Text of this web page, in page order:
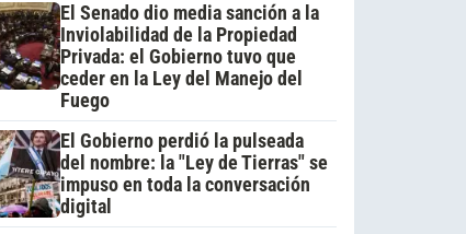
El Senado dio media sanción a la
Inviolabilidad de la Propiedad
Privada: el Gobierno tuvo que
ceder en la Ley del Manejo del
Fuego
El Gobierno perdió la pulseada
del nombre: la "Ley de Tierras" se
impuso en toda la conversación
digital